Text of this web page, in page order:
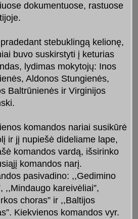
dokumentuose, rastuose
stebuklingą kelionę,
buvo suskirstyti į keturias
lydimas mokytojų: Inos
Aldonos Stungienės,
Baltrūnienės ir Virginijos
komandos nariai susikūrė
ir jį nupiešė dideliame lape,
komandos vardą, išsirinko
komandos narį.
pasivadino: ,,Gedimino
,,Mindaugo kareivėliai”,
choras” ir ,,Baltijos
Kiekvienos komandos vyr.